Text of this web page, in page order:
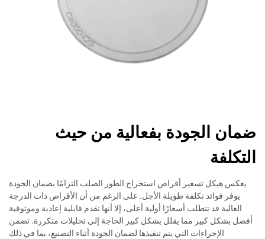
ضمان الجودة بفعالية من حيث
التكلفة
يعكس هيكل تسعير أقراص استخراج الطور الصلب التزامًا بضمان الجودة
يوفر فوائد تكلفة طويلة الأجل. على الرغم من أن الأقراص ذات الدرجة
العالية قد تتطلب أسعارًا أولية أعلى، إلا أنها تقدم قابلية إعادية وموثوقية
أفضل بشكل كبير مما يقلل بشكل كبير الحاجة إلى تحليلات متكررة. تضمن
الإجراءات التي يتم تنفيذها لضمان الجودة أثناء التصنيع، بما في ذلك